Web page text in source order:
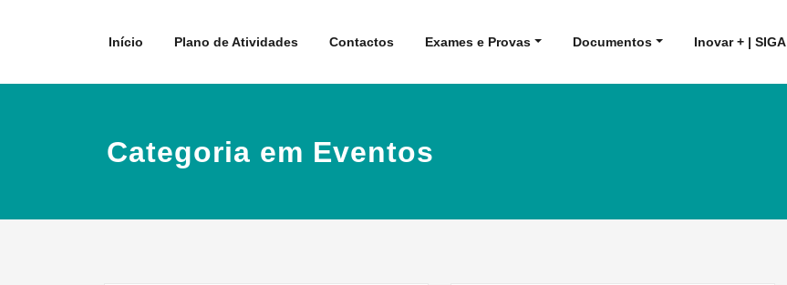
Início Plano de Atividades Contactos Exames e Provas Documentos Inovar + | SIGA
Categoria em Eventos